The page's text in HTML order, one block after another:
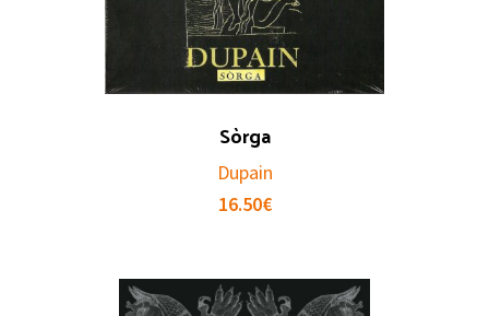
Sòrga
Dupain
16.50€